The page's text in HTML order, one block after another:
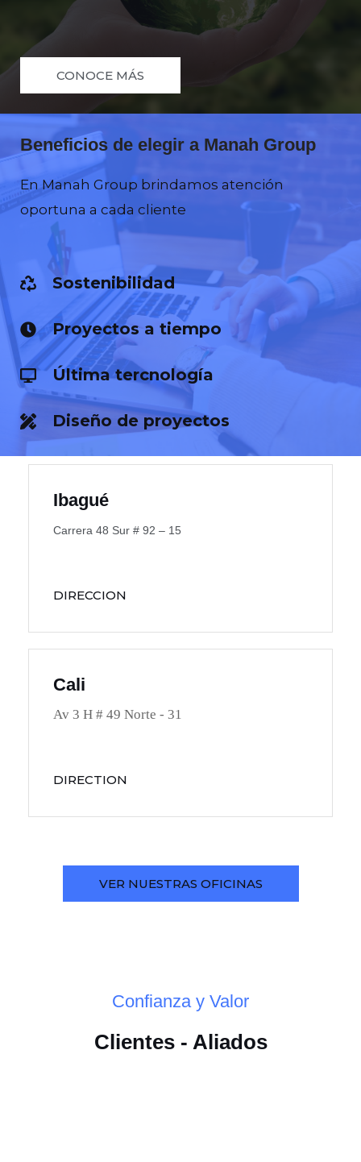
CONOCE MÁS
Beneficios de elegir a Manah Group
En Manah Group brindamos atención
oportuna a cada cliente
Sostenibilidad
Proyectos a tiempo
Última tercnología
Diseño de proyectos
Ibagué
Carrera 48 Sur # 92 – 15
DIRECCION
Cali
Av 3 H # 49 Norte - 31
DIRECTION
VER NUESTRAS OFICINAS
Confianza y Valor
Clientes - Aliados